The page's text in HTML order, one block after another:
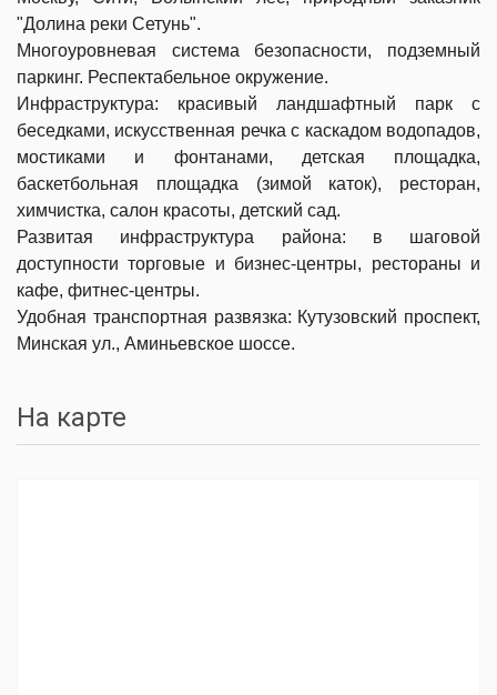
"Долина реки Сетунь".
Многоуровневая система безопасности, подземный
паркинг. Респектабельное окружение.
Инфраструктура: красивый ландшафтный парк с
беседками, искусственная речка с каскадом водопадов,
мостиками и фонтанами, детская площадка,
баскетбольная площадка (зимой каток), ресторан,
химчистка, салон красоты, детский сад.
Развитая инфраструктура района: в шаговой
доступности торговые и бизнес-центры, рестораны и
кафе, фитнес-центры.
Удобная транспортная развязка: Кутузовский проспект,
Минская ул., Аминьевское шоссе.
На карте